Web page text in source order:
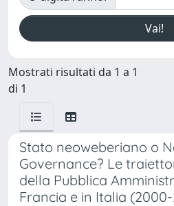
Mostrati risultati da 1 a 1
di 1
Stato neoweberiano o
Governance? Le
della Pubblica
Francia e in Italia